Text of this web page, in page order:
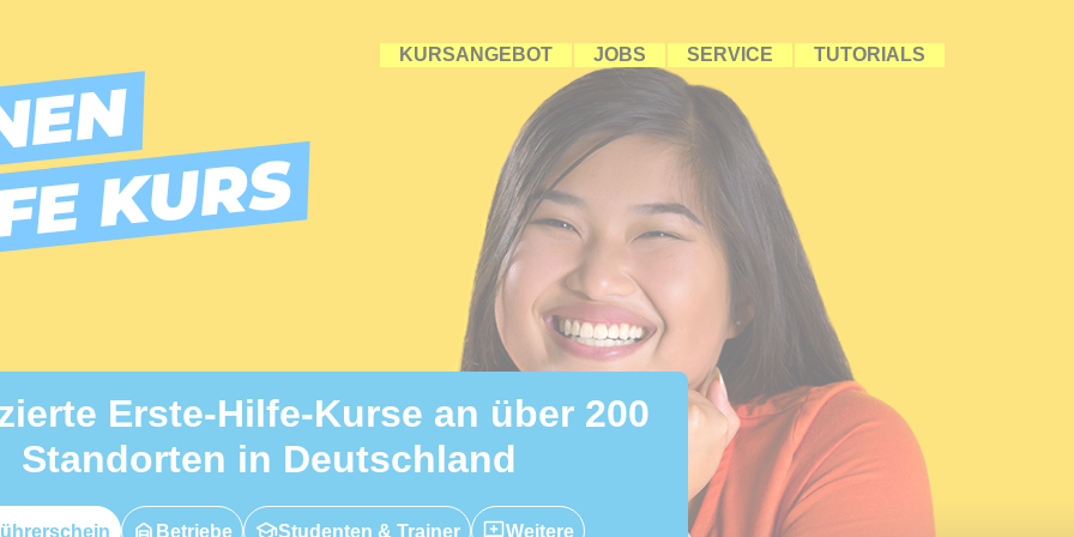
KURSANGEBOT JOBS SERVICE TUTORIALS
KURS
Erste-Hilfe-Kurse an über 200
Standorten in Deutschland
Betriebe Studenten & Trainer Weitere